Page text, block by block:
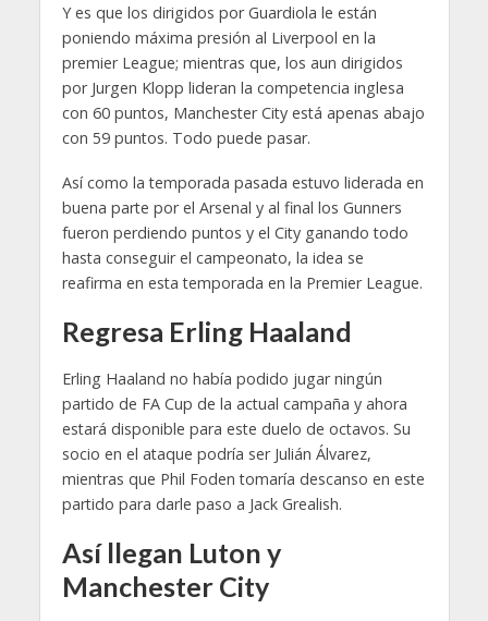
Y es que los dirigidos por Guardiola le están
poniendo máxima presión al Liverpool en la
premier League; mientras que, los aun dirigidos
por Jurgen Klopp lideran la competencia inglesa
con 60 puntos, Manchester City está apenas abajo
con 59 puntos. Todo puede pasar.
Así como la temporada pasada estuvo liderada en
buena parte por el Arsenal y al final los Gunners
fueron perdiendo puntos y el City ganando todo
hasta conseguir el campeonato, la idea se
reafirma en esta temporada en la Premier League.
Regresa Erling Haaland
Erling Haaland no había podido jugar ningún
partido de FA Cup de la actual campaña y ahora
estará disponible para este duelo de octavos. Su
socio en el ataque podría ser Julián Álvarez,
mientras que Phil Foden tomaría descanso en este
partido para darle paso a Jack Grealish.
Así llegan Luton y
Manchester City